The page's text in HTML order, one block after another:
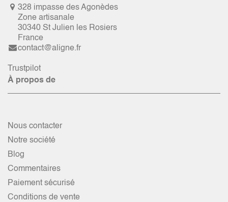
328 impasse des Agonèdes
Zone artisanale
30340 St Julien les Rosiers
France
contact@aligne.fr
Trustpilot
À propos de
Nous contacter
Notre société
Blog
Commentaires
Paiement sécurisé
Conditions de vente